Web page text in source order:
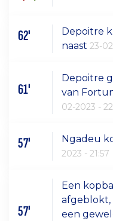
62'
Depoitre
naast23-
61'
Depoitre
van
02-2023 -
57' Ngadeu
2023 - 21:57
57'
Een
afgeblokt,
een